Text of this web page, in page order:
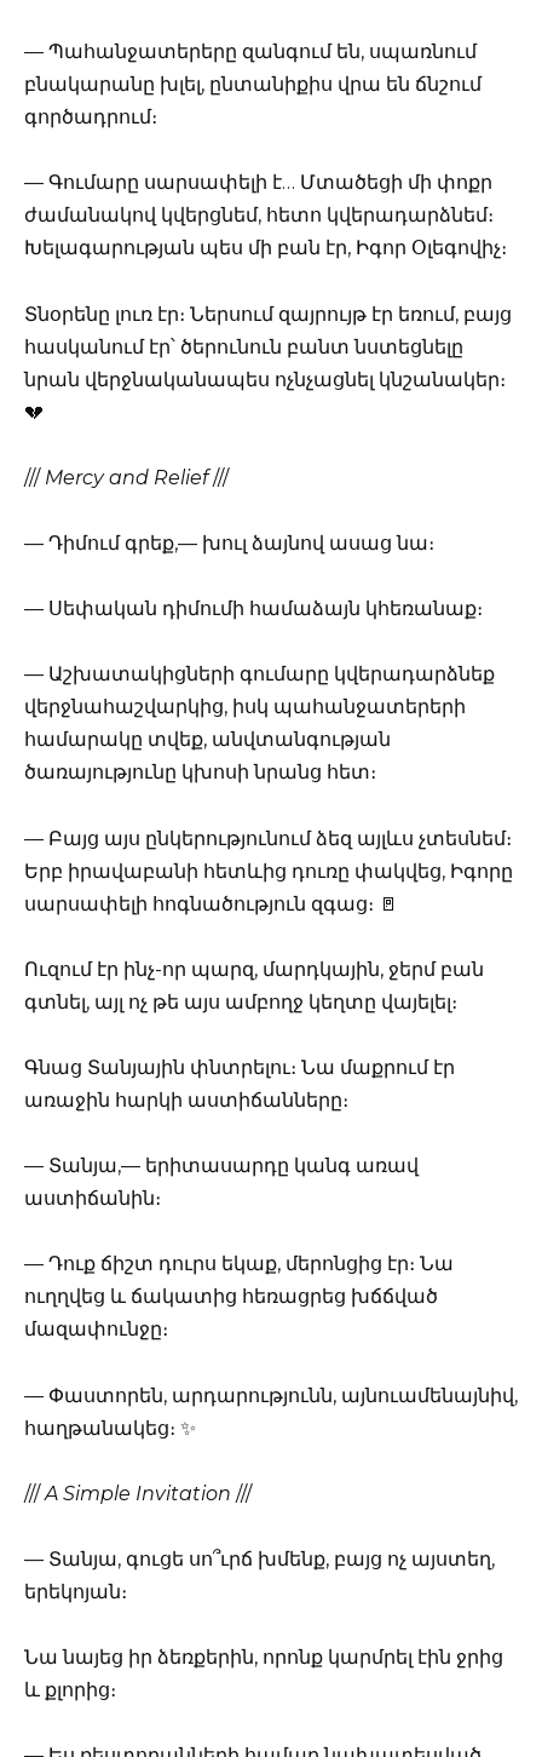
— Պահանջատերերը զանգում են, սպառնում
բնակարանը խլել, ընտանիքիս վրա են ճնշում
գործադրում։
— Գումարը սարսափելի է… Մտածեցի մի փոքր
ժամանակով կվերցնեմ, հետո կվերադարձնեմ։
Խելագարության պես մի բան էր, Իգոր Օլեգովիչ։
Տնօրենը լուռ էր։ Ներսում զայրույթ էր եռում, բայց
հասկանում էր՝ ծերունուն բանտ նստեցնելը
նրան վերջնականապես ոչնչացնել կնշանակեր։
💔
/// Mercy and Relief///
— Դիմում գրեք,— խուլ ձայնով ասաց նա։
— Սեփական դիմումի համաձայն կհեռանաք։
— Աշխատակիցների գումարը կվերադարձնեք
վերջնահաշվարկից, իսկ պահանջատերերի
համարակը տվեք, անվտանգության
ծառայությունը կխոսի նրանց հետ։
— Բայց այս ընկերությունում ձեզ այլևս չտեսնեմ։
Երբ իրավաբանի հետևից դուռը փակվեց, Իգորը
սարսափելի հոգնածություն զգաց։ 🚪
Ուզում էր ինչ-որ պարզ, մարդկային, ջերմ բան
գտնել, այլ ոչ թե այս ամբողջ կեղտը վայելել։
Գնաց Տանյային փնտրելու։ Նա մաքրում էր
առաջին հարկի աստիճանները։
— Տանյա,— երիտասարդը կանգ առավ
աստիճանին։
— Դուք ճիշտ դուրս եկաք, մերոնցից էր։ Նա
ուղղվեց և ճակատից հեռացրեց խճճված
մազափունջը։
— Փաստորեն, արդարությունն, այնուամենայնիվ,
հաղթանակեց։ ✨
///A Simple Invitation ///
— Տանյա, գուցե սո՞ւրճ խմենք, բայց ոչ այստեղ,
երեկոյան։
Նա նայեց իր ձեռքերին, որոնք կարմրել էին ջրից
և քլորից։